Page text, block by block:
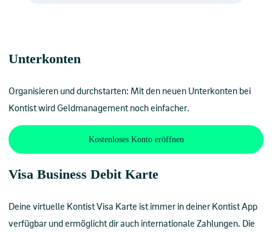
Unterkonten
Organisieren und durchstarten: Mit den neuen Unterkonten bei
Kontist wird Geldmanagement noch einfacher.
Kostenloses Konto eröffnen
Visa Business Debit Karte
Deine virtuelle Kontist Visa Karte ist immer in deiner Kontist App
verfügbar und ermöglicht dir auch internationale Zahlungen. Die